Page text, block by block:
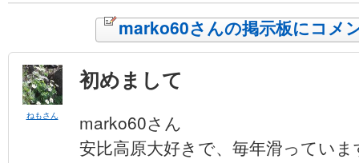
marko60さんの掲示板にコメ
ねもさん
初めまして
marko60さん
安比高原大好きで、毎年滑ってい